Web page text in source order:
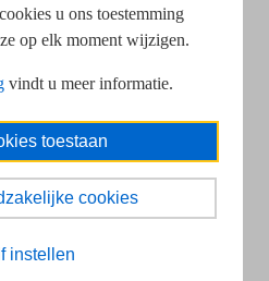
u ons toestemming
op elk moment wijzigen.
vindt u meer informatie.
toestaan
cookies
instellen